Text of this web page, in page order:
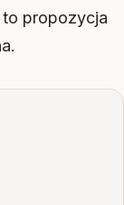
propozycja